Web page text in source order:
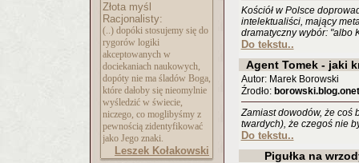
Złota myśl
Racjonalisty:
(..) dopóki stosujemy się do
rygorów logiki
akceptowanych w
dociekaniach naukowych,
dopóty nie ma śladów Boga,
które dałoby się nieomylnie
wyśledzić w świecie,
niczego, co moglibyśmy z
pewnością zidentyfikować
jako Jego znaki.
Leszek Kołakowski
Kościół w Polsce
intelektualiści, mający
dramatyczny wybór: "albo
Do tekstu..
Agent Tomek - jaki
Autor: Marek Borowski
Źrodło:
Zamiast dowodów, że coś
twardych), że czegoś nie
Do tekstu..
Pigułka na